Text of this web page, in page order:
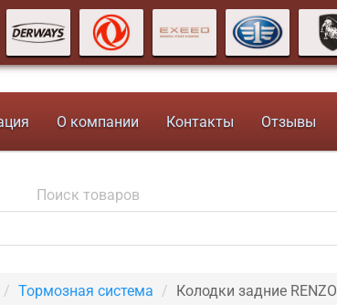
О компании Контакты Отзывы
Тормозная система Колодки задние RENZO